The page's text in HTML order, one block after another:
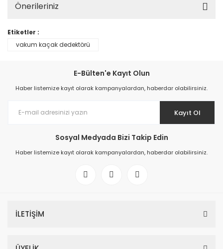
Önerileriniz
Etiketler :
vakum kaçak dedektörü
E-Bülten'e Kayıt Olun
Haber listemize kayıt olarak kampanyalardan, haberdar olabilirsiniz.
Kayıt Ol
Sosyal Medyada Bizi Takip Edin
Haber listemize kayıt olarak kampanyalardan, haberdar olabilirsiniz.
İLETİŞİM